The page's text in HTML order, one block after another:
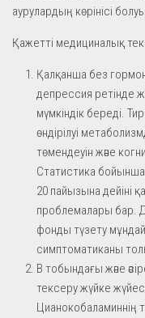
аурулардың көрінісі
Қажетті медициналық
Қалқанша без
депрессия ретінде
мүмкіндік береді.
өндірілуі
төмендеуін және
Статистика
20 пайызына дейіні
проблемалары бар.
фонды түзету
симптоматиканы
В тобындағы және
тексеру жүйке